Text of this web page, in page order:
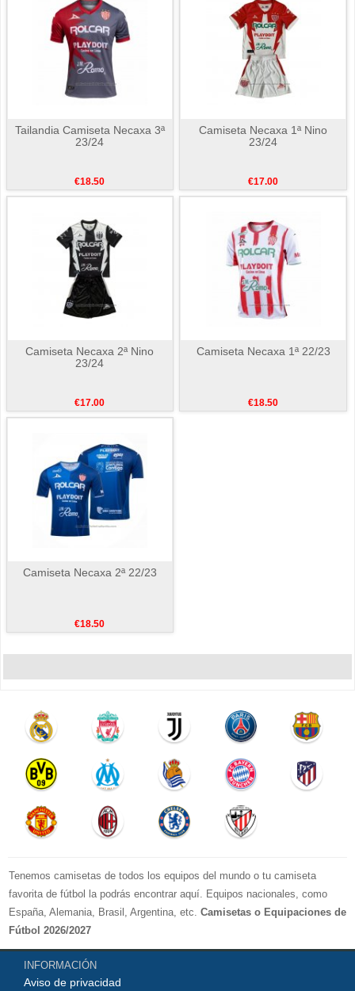
Tailandia Camiseta Necaxa 3ª
23/24
€18.50
Camiseta Necaxa 1ª Nino
23/24
€17.00
Camiseta Necaxa 2ª Nino
23/24
€17.00
Camiseta Necaxa 1ª 22/23
€18.50
Camiseta Necaxa 2ª 22/23
€18.50
Tenemos camisetas de todos los equipos del mundo o tu camiseta
favorita de fútbol la podrás encontrar aquí. Equipos nacionales, como
España, Alemania, Brasil, Argentina, etc. Camisetas o Equipaciones de
Fútbol 2026/2027
La LIGA 2026-2027 : Real Madrid, Barcelona, Atletico Madrid, Sevilla,
Real Betis, Valencia, Athletic Bilbao, Real Sociedad, Deportivo de La
Coruna, Celta de Vigo, Cadiz, etc.
INFORMACIÓN
Aviso de privacidad